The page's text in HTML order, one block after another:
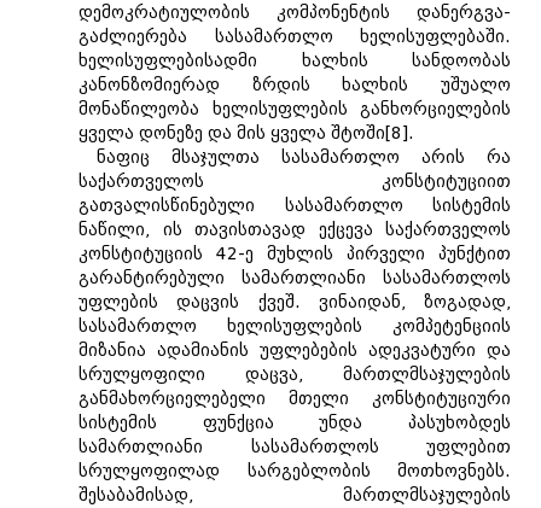
დემოკრატიულობის კომპონენტის დანერგვა-
გაძლიერება სასამართლო ხელისუფლებაში.
ხელისუფლებისადმი ხალხის სანდოობას
კანონზომიერად ზრდის ხალხის უშუალო
მონაწილეობა ხელისუფლების განხორციელების
ყველა დონეზე და მის ყველა შტოში[8].
ნაფიც მსაჯულთა სასამართლო არის რა
საქართველოს კონსტიტუციით
გათვალისწინებული სასამართლო სისტემის
ნაწილი, ის თავისთავად ექცევა საქართველოს
კონსტიტუციის 42-ე მუხლის პირველი პუნქტით
გარანტირებული სამართლიანი სასამართლოს
უფლების დაცვის ქვეშ. ვინაიდან, ზოგადად,
სასამართლო ხელისუფლების კომპეტენციის
მიზანია ადამიანის უფლებების ადეკვატური და
სრულყოფილი დაცვა, მართლმსაჯულების
განმახორციელებელი მთელი კონსტიტუციური
სისტემის ფუნქცია უნდა პასუხობდეს
სამართლიანი სასამართლოს უფლებით
სრულყოფილად სარგებლობის მოთხოვნებს.
შესაბამისად, მართლმსაჯულების